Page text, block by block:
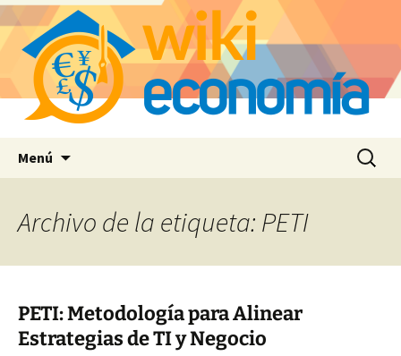
Menú Buscar:
Archivo de la etiqueta: PETI
PETI: Metodología para Alinear
Estrategias de TI y Negocio